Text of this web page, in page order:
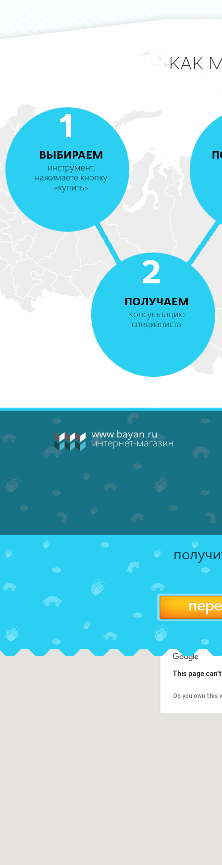
КАК
1
ВЫБИРАЕМ
инструмент,
нажимаете кнопку
«купить»
2
ПОЛУЧАЕМ
Консультацию
специалиста
www.bayan.ru
интернет-магазин
This page
Do you own this